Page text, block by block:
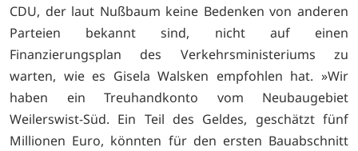
CDU, der laut Nußbaum keine Bedenken von anderen
Parteien bekannt sind, nicht auf einen
Finanzierungsplan des Verkehrsministeriums zu
warten, wie es Gisela Walsken empfohlen hat. »Wir
haben ein Treuhandkonto vom Neubaugebiet
Weilerswist-Süd. Ein Teil des Geldes, geschätzt fünf
Millionen Euro, könnten für den ersten Bauabschnitt